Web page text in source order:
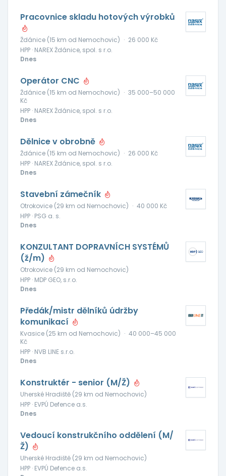
Pracovnice skladu hotových výrobků
Ždánice (15 km od Nemochovic) · 26 000 Kč
HPP · NAREX Ždánice, spol. s r.o.
Dnes
Operátor CNC
Ždánice (15 km od Nemochovic) · 35 000–50 000
Kč
HPP · NAREX Ždánice, spol. s r.o.
Dnes
Dělnice v obrobně
Ždánice (15 km od Nemochovic) · 26 000 Kč
HPP · NAREX Ždánice, spol. s r.o.
Dnes
Stavební zámečník
Otrokovice (29 km od Nemochovic) · 40 000 Kč
HPP · PSG a. s.
Dnes
KONZULTANT DOPRAVNÍCH SYSTÉMŮ
(ž/m)
Otrokovice (29 km od Nemochovic)
HPP · MDP GEO, s.r.o.
Dnes
Předák/mistr dělníků údržby
komunikací
Kvasice (25 km od Nemochovic) · 40 000–45 000
Kč
HPP · NVB LINE s.r.o.
Dnes
Konstruktér - senior (M/Ž)
Uherské Hradiště (29 km od Nemochovic)
HPP · EVPÚ Defence a.s.
Dnes
Vedoucí konstrukčního oddělení (M/
Ž)
Uherské Hradiště (29 km od Nemochovic)
HPP · EVPÚ Defence a.s.